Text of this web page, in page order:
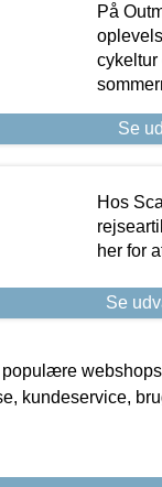
På
cykeltur
Se
Hos
her for
Se
kundeservice,